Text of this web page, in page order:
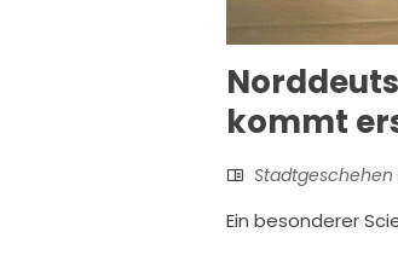
kommt
Ein besonderer